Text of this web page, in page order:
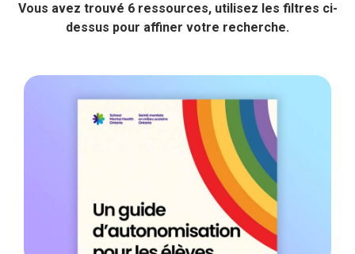
Vous avez trouvé 6 ressources, utilisez les filtres ci-
dessus pour affiner votre recherche.